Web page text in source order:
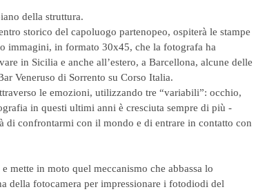
della struttura.
storico del capoluogo partenopeo, ospiterà le stampe
immagini, in formato 30x45, che la fotografa ha
in Sicilia e anche all’estero, a Barcellona, alcune delle
Veneruso di Sorrento su Corso Italia.
le emozioni, utilizzando tre “variabili”: occhio,
in questi ultimi anni è cresciuta sempre di più -
di confrontarmi con il mondo e di entrare in contatto con
mette in moto quel meccanismo che abbassa lo
della fotocamera per impressionare i fotodiodi del